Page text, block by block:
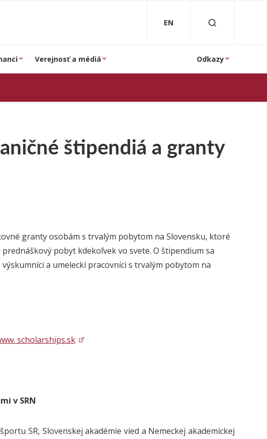
EN
Verejnosť a médiá Odkazy
štipendiá a granty
granty osobám s trvalým pobytom na Slovensku, ktoré
pobyt kdekoľvek vo svete. O štipendium sa
a umeleckí pracovníci s trvalým pobytom na
scholarships.sk
v SRN
SR, Slovenskej akadémie vied a Nemeckej akademickej